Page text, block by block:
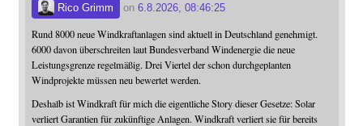
Rico Grimm on 6.8.2026, 08:46:25
Rund 8000 neue Windkraftanlagen sind aktuell in Deutschland genehmigt.
6000 davon überschreiten laut Bundesverband Windenergie die neue
Leistungsgrenze regelmäßig. Drei Viertel der schon durchgeplanten
Windprojekte müssen neu bewertet werden.
Deshalb ist Windkraft für mich die eigentliche Story dieser Gesetze: Solar
verliert Garantien für zukünftige Anlagen. Windkraft verliert sie für bereits